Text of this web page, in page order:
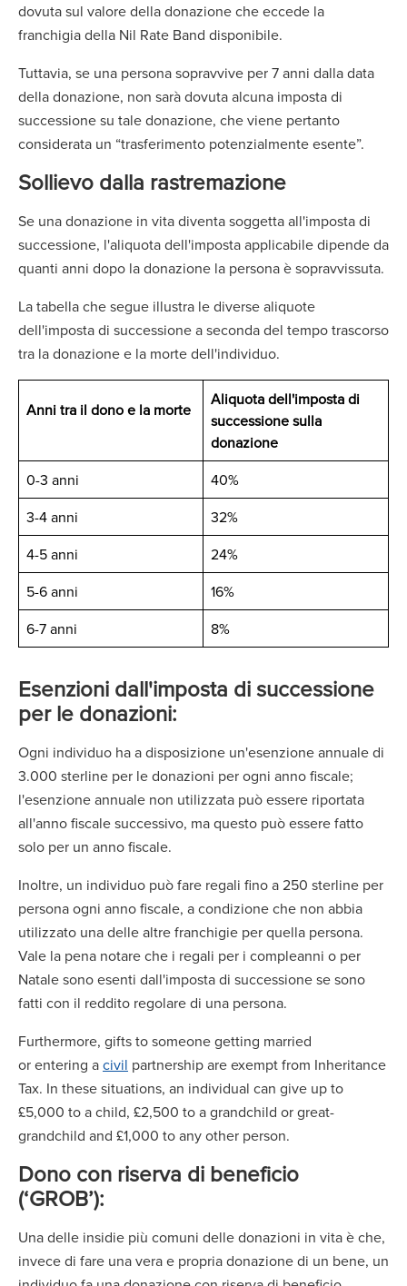
dovuta sul valore della donazione che eccede la
franchigia della Nil Rate Band disponibile.
Tuttavia, se una persona sopravvive per 7 anni dalla data
della donazione, non sarà dovuta alcuna imposta di
successione su tale donazione, che viene pertanto
considerata un “trasferimento potenzialmente esente”.
Sollievo dalla rastremazione
Se una donazione in vita diventa soggetta all'imposta di
successione, l'aliquota dell'imposta applicabile dipende da
quanti anni dopo la donazione la persona è sopravvissuta.
La tabella che segue illustra le diverse aliquote
dell'imposta di successione a seconda del tempo trascorso
tra la donazione e la morte dell'individuo.
Anni tra il dono e la morte
Aliquota dell'imposta di
successione sulla
donazione
0-3 anni
40%
3-4 anni
32%
4-5 anni
24%
5-6 anni
16%
6-7 anni
8%
Esenzioni dall'imposta di successione
per le donazioni:
Ogni individuo ha a disposizione un'esenzione annuale di
3.000 sterline per le donazioni per ogni anno fiscale;
l'esenzione annuale non utilizzata può essere riportata
all'anno fiscale successivo, ma questo può essere fatto
solo per un anno fiscale.
Inoltre, un individuo può fare regali fino a 250 sterline per
persona ogni anno fiscale, a condizione che non abbia
utilizzato una delle altre franchigie per quella persona.
Vale la pena notare che i regali per i compleanni o per
Natale sono esenti dall'imposta di successione se sono
fatti con il reddito regolare di una persona.
Furthermore, gifts to someone getting married
or entering acivil partnership are exempt from Inheritance
Tax. In these situations, an individual can give up to
£5,000 to a child, £2,500 to a grandchild or great-
grandchild and £1,000 to any other person.
Dono con riserva di beneficio
(‘GROB’):
Una delle insidie più comuni delle donazioni in vita è che,
invece di fare una vera e propria donazione di un bene, un